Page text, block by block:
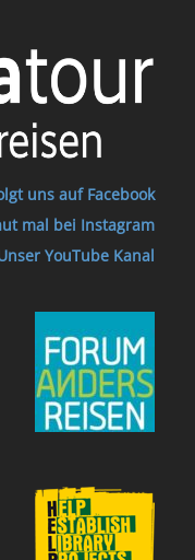
uns auf Facebook
mal bei Instagram
YouTube Kanal